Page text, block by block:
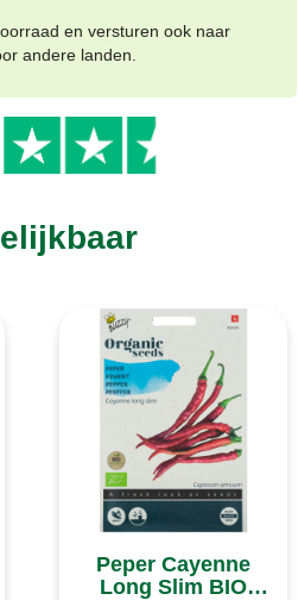
en versturen ook naar
andere landen.
Peper Cayenne
Long Slim BIO